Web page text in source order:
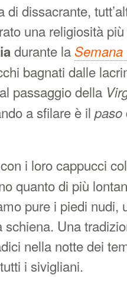
di dissacrante,
una religiosità
durante la Semana
bagnati dalle
passaggio della
a sfilare è il paso
con i loro cappucci
quanto di più
pure i piedi nudi,
schiena. Una
nella notte dei
i sivigliani.